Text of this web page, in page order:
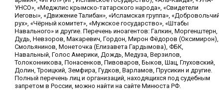
УНСО», «Меджлис крымско-татарского народа», «Свидетели
Иеговы», «Движение Талибан», «Исламская группа»,
рух», «Чёрный комитет», «Мужское государство», «Штабы
Навального» и другие. Перечень иноагентов: Галкин, Моргенштерн,
Дудь, Невзоров, Макаревич, Гордон, Мирон Фёдоров (Оксимирон),
Смольянинов, Монеточка (Елизавета Гардымова), ФБК,
Навальный, Голос Америки, Дождь, Медуза, Верзилов,
Толоконникова, Понасенков, Пивоваров, Быков, Шац, Глуховский,
Долин, Троицкий, Земфира, Гудков, Варламов, Прусикин и другие.
Полный перечень лиц и организаций, находящихся под судебным
запретом в России, можно найти на сайте Минюста РФ.